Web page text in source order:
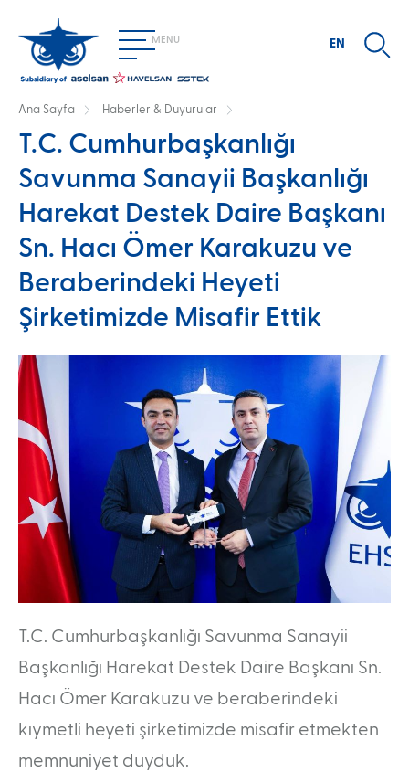
atla
MENU EN
KURUMSAL
Hakkımızda Vizyon ve Misyonumuz Yönetim
Haber & Duyurular KVKK Kalite Politikamız İletişim
FAALİYET ALANLARI
Elektronik Harp Sistemleri Radar Sistemleri
Test ve Simülasyon Sistemleri
ÜRÜNLERIMIZ
Karşı Tedbir Salma Sistemi (KTSS)
Platforma Entegre Karıştırma Çözümü (JINN)
Taşınabilir RF Simülatörü (PRFS)
Radar Simülatör Sistemi (RASSİM)
Pasif Bileşik Algılama Sistemi (PCL)
KARİYER
İnsan Kaynakları Politikası İşe Alım Sürecimiz
Aday Mühendis Programı Gelecek Sensin Staj Programı
Ürün Broşürleri
Sayfa
yolu
Ana Sayfa Haberler & Duyurular
T.C. Cumhurbaşkanlığı
Savunma Sanayii Başkanlığı
Harekat Destek Daire Başkanı
Sn. Hacı Ömer Karakuzu ve
Beraberindeki Heyeti
Şirketimizde Misafir Ettik
T.C. Cumhurbaşkanlığı Savunma Sanayii
Başkanlığı Harekat Destek Daire Başkanı Sn.
Hacı Ömer Karakuzu ve beraberindeki
kıymetli heyeti şirketimizde misafir etmekten
memnuniyet duyduk.